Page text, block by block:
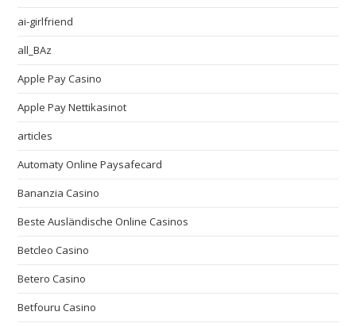
ai-girlfriend
all_BAz
Apple Pay Casino
Apple Pay Nettikasinot
articles
Automaty Online Paysafecard
Bananzia Casino
Beste Ausländische Online Casinos
Betcleo Casino
Betero Casino
Betfouru Casino